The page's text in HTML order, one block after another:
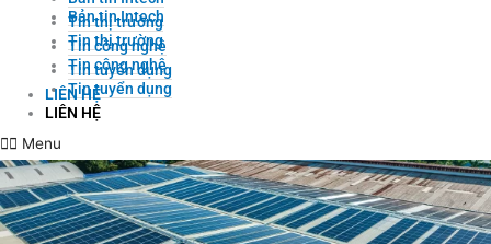
Bản tin Intech
Tin thị trường
Tin công nghệ
Tin tuyển dụng
LIÊN HỆ
Menu
Tin thị trường
Tin công nghệ
Tin tuyển dụng
LIÊN HỆ